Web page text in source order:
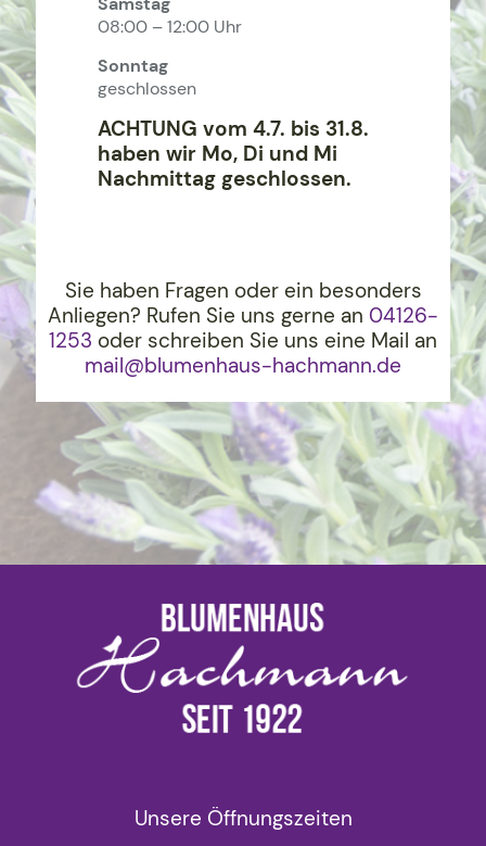
08:00 – 12:00 Uhr
Sonntag
geschlossen
ACHTUNG vom 4.7. bis 31.8.
haben wir Mo, Di und Mi
Nachmittag geschlossen.
Sie haben Fragen oder ein besonders
Anliegen? Rufen Sie uns gerne an 04126-
1253 oder schreiben Sie uns eine Mail an
mail@blumenhaus-hachmann.de
Unsere Öffnungszeiten